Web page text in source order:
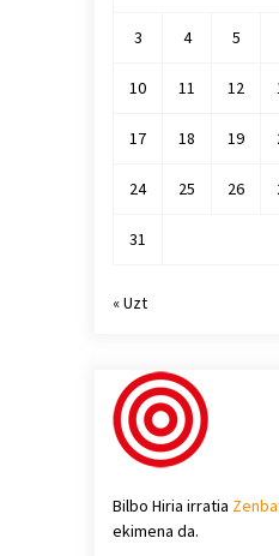
3 4 5
10 11 12
17 18 19
24 25 26
31
« Uzt
Bilbo Hiria irratia
ekimena da.